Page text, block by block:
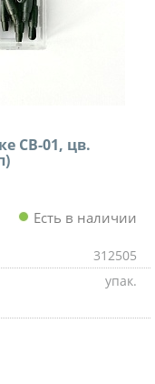
СВ-01, цв.
Есть в наличии
312505
упак.